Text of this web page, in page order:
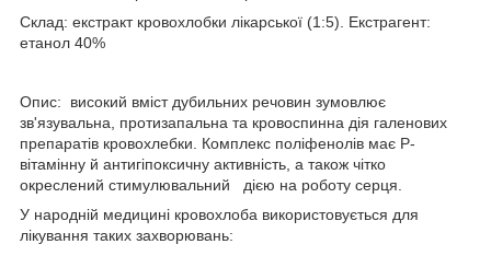
Склад: екстракт кровохлобки лікарської (1:5). Екстрагент:
етанол 40%
Опис: високий вміст дубильних речовин зумовлює
зв'язувальна, протизапальна та кровоспинна дія галенових
препаратів кровохлебки. Комплекс поліфенолів має Р-
вітамінну й антигіпоксичну активність, а також чітко
окреслений стимулювальний дією на роботу серця.
У народній медицині кровохлоба використовується для
лікування таких захворювань: